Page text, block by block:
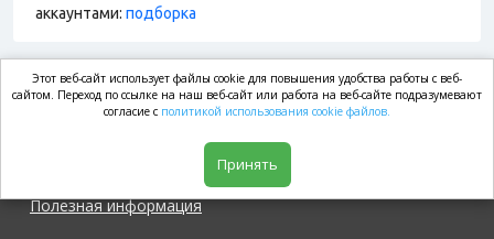
аккаунтами: подборка
market.com
Полезная информация
Этот веб-сайт использует файлы cookie для повышения удобства работы с веб-
сайтом. Переход по ссылке на наш веб-сайт или работа на веб-сайте подразумевают
согласие с политикой использования cookie файлов.
Принять